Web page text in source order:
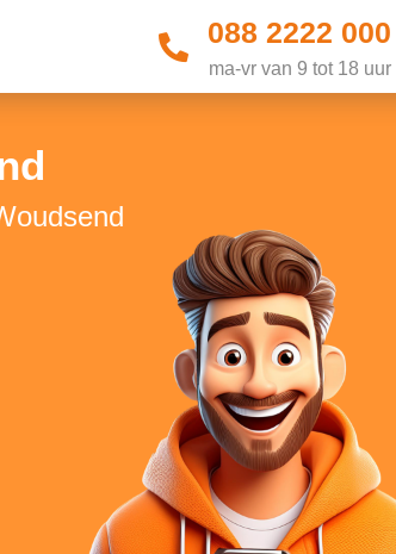
088 2222 000
ma-vr van 9 tot 18 uur